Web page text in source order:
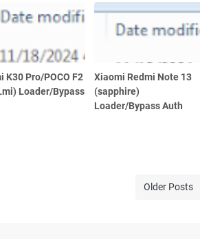
K30 Pro/POCO F2
Loader/Bypass
Xiaomi Redmi Note 13
(sapphire)
Loader/Bypass Auth
Older Posts